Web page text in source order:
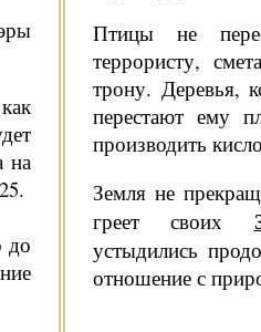
на
до
Птицы не
террористу,
трону. Деревья,
перестают ему
производить
Земля не
греет своих
устыдились
отношение с